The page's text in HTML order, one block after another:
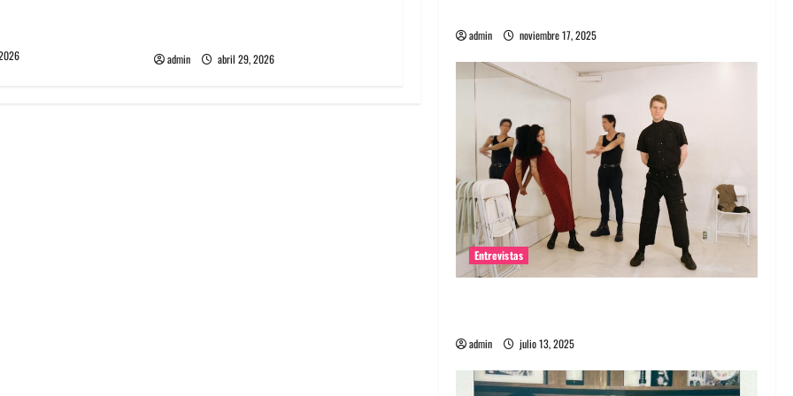
admin abril 29, 2026
admin noviembre 17, 2025
Entrevistas
admin julio 13, 2025